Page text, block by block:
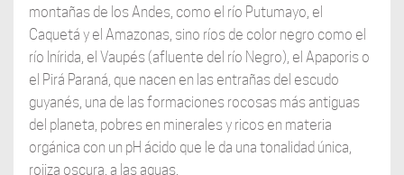
montañas de los Andes, como el río Putumayo, el
Caquetá y el Amazonas, sino ríos de color negro como el
río Inírida, el Vaupés (afluente del río Negro), el Apaporis o
el Pirá Paraná, que nacen en las entrañas del escudo
guyanés, una de las formaciones rocosas más antiguas
del planeta, pobres en minerales y ricos en materia
orgánica con un pH ácido que le da una tonalidad única,
rojiza oscura, a las aguas.